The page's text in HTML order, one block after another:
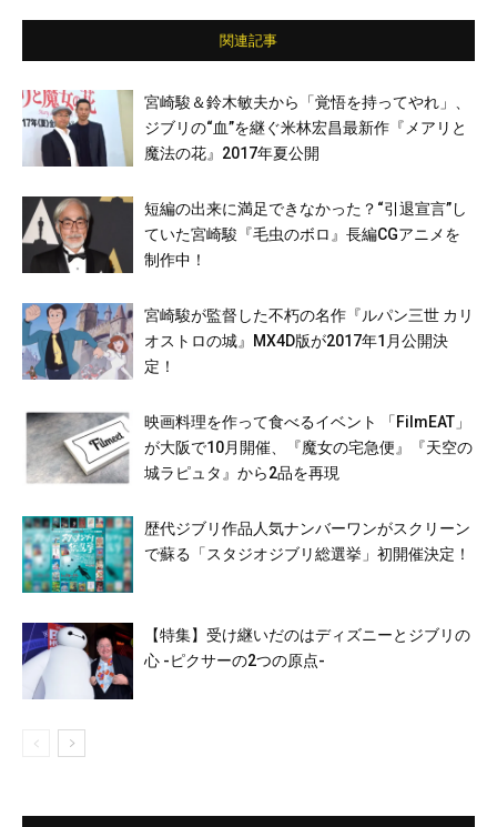
関連記事
宮崎駿＆鈴木敏夫から「覚悟を持ってやれ」、
ジブリの“血”を継ぐ米林宏昌最新作『メアリと
魔法の花』2017年夏公開
短編の出来に満足できなかった？“引退宣言”し
ていた宮崎駿『毛虫のボロ』長編CGアニメを
制作中！
宮崎駿が監督した不朽の名作『ルパン三世 カリ
オストロの城』MX4D版が2017年1月公開決
定！
映画料理を作って食べるイベント 「FilmEAT」
が大阪で10月開催、『魔女の宅急便』『天空の
城ラピュタ』から2品を再現
歴代ジブリ作品人気ナンバーワンがスクリーン
で蘇る「スタジオジブリ総選挙」初開催決定！
【特集】受け継いだのはディズニーとジブリの
心 -ピクサーの2つの原点-